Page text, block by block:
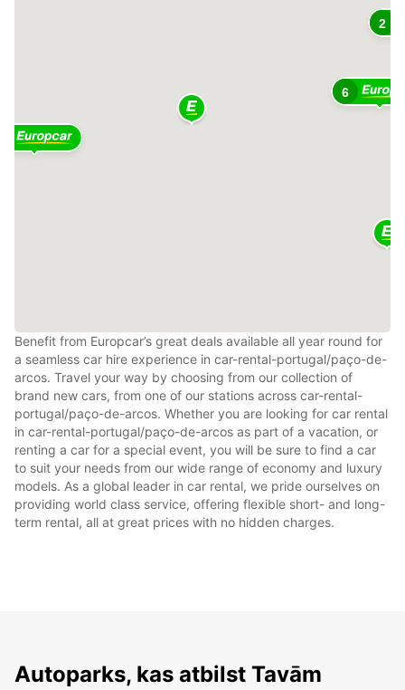
6
2
Benefit from Europcar’s great deals available all year round for
a seamless car hire experience in car-rental-portugal/paço-de-
arcos. Travel your way by choosing from our collection of
brand new cars, from one of our stations across car-rental-
portugal/paço-de-arcos. Whether you are looking for car rental
in car-rental-portugal/paço-de-arcos as part of a vacation, or
renting a car for a special event, you will be sure to find a car
to suit your needs from our wide range of economy and luxury
models. As a global leader in car rental, we pride ourselves on
providing world class service, offering flexible short- and long-
term rental, all at great prices with no hidden charges.
Autoparks, kas atbilst Tavām